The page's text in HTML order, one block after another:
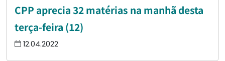
CPP aprecia 32 matérias na manhã desta
terça-feira (12)
12.04.2022